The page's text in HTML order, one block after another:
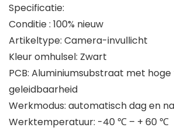
Specificatie:
Conditie : 100% nieuw
Artikeltype: Camera-invullicht
Kleur omhulsel: Zwart
PCB: Aluminiumsubstraat met
geleidbaarheid
Werkmodus: automatisch dag en
Werktemperatuur: -40 ℃ – + 60 ℃